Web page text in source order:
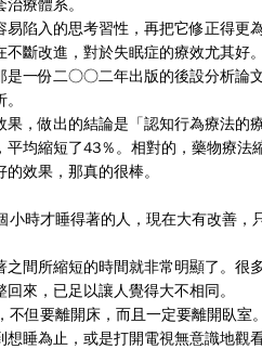
療體系。
陷入的思考習性，再把它修正得更
斷改進，對於失眠症的療效尤其好。
是一份二○○二年出版的後設分析論
，做出的結論是「認知行為療法的
均縮短了43％。相對的，藥物療法
效果，那真的很棒。
時才睡得著的人，現在大有改善，
間所縮短的時間就非常明顯了。很
來，已足以讓人覺得大不相同。
但要離開床，而且一定要離開臥室
睡為止，或是打開電視無意識地觀